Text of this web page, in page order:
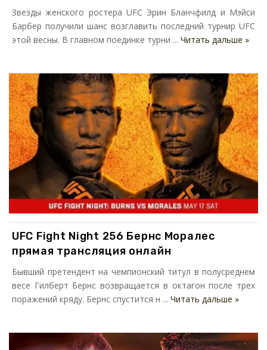
Звезды женского ростера UFC Эрин Бланчфилд и Мэйси
Барбер получили шанс возглавить последний турнир UFC
этой весны. В главном поединке турни ... Читать дальше »
UFC Fight Night 256 Бернс Моралес
прямая трансляция онлайн
Бывший претендент на чемпионский титул в полусреднем
весе Гилберт Бернс возвращается в октагон после трех
поражений кряду. Бернс спустится н ... Читать дальше »